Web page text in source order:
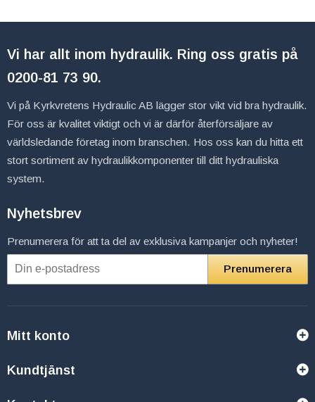
Vi har allt inom hydraulik. Ring oss gratis på
0200-81 73 90.
Vi på Kyrkvretens Hydraulic AB lägger stor vikt vid bra hydraulik.
För oss är kvalitet viktigt och vi är därför återförsäljare av
världsledande företag inom branschen. Hos oss kan du hitta ett
stort sortiment av hydraulikkomponenter till ditt hydrauliska
system.
Nyhetsbrev
Prenumerera för att ta del av exklusiva kampanjer och nyheter!
Prenumerera
Mitt konto
Kundtjänst